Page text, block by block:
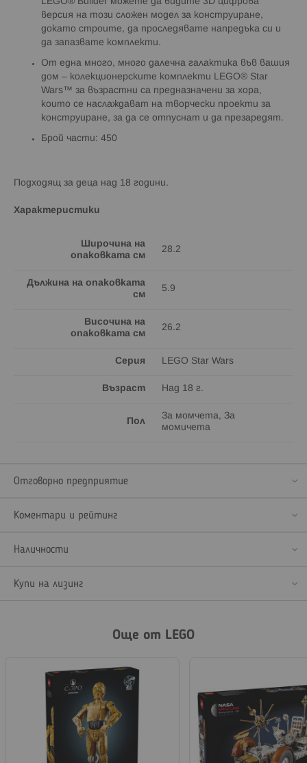
версия на този сложен модел за конструиране,
докато строите, да проследявате напредъка си и
да запазвате комплекти.
От една много, много далечна галактика във вашия
дом – колекционерските комплекти LEGO® Star
Wars™ за възрастни са предназначени за хора,
които се наслаждават на творчески проекти за
конструиране, за да се отпуснат и да презаредят.
Брой части: 450
Подходящ за деца над 18 години.
Характеристики
Широчина на
опаковката см
28.2
Дължина на опаковката
см
5.9
Височина на
опаковката см
26.2
Серия LEGO Star Wars
Възраст Над 18 г.
Пол
За момчета, За
момичета
Отговорно предприятие
Коментари и рейтинг
Наличности
Купи на лизинг
Още от LEGO